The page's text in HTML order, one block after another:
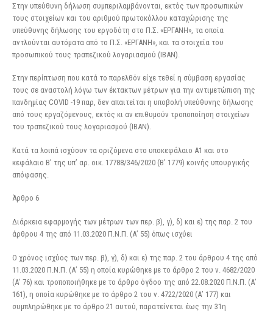
Στην υπεύθυνη δήλωση συμπεριλαμβάνονται, εκτός των προσωπικών
τους στοιχείων και του αριθμού πρωτοκόλλου καταχώρισης της
υπεύθυνης δήλωσης του εργοδότη στο Π.Σ. «ΕΡΓΑΝΗ», τα οποία
αντλούνται αυτόματα από το Π.Σ. «ΕΡΓΑΝΗ», και τα στοιχεία του
προσωπικού τους τραπεζικού λογαριασμού (ΙΒΑΝ).
Στην περίπτωση που κατά το παρελθόν είχε τεθεί η σύμβαση εργασίας
τους σε αναστολή λόγω των έκτακτων μέτρων για την αντιμετώπιση της
πανδημίας COVID -19 παρ, δεν απαιτείται η υποβολή υπεύθυνης δήλωσης
από τους εργαζόμενους, εκτός κι αν επιθυμούν τροποποίηση στοιχείων
του τραπεζικού τους λογαριασμού (ΙΒΑΝ).
Κατά τα λοιπά ισχύουν τα οριζόμενα στο υποκεφάλαιο Α1 και στο
κεφάλαιο Β’ της υπ’ αρ. οικ. 17788/346/2020 (Β’ 1779) κοινής υπουργικής
απόφασης.
Άρθρο 6
Διάρκεια εφαρμογής των μέτρων των περ. β), γ), δ) και ε) της παρ. 2 του
άρθρου 4 της από 11.03.2020 Π.Ν.Π. (Α’ 55) όπως ισχύει
Ο χρόνος ισχύος των περ. β), γ), δ) και ε) της παρ. 2 του άρθρου 4 της από
11.03.2020 Π.Ν.Π. (Α’ 55) η οποία κυρώθηκε με το άρθρο 2 του ν. 4682/2020
(Α’ 76) και τροποποιήθηκε με το άρθρο όγδοο της από 22.08.2020 Π.Ν.Π. (Α’
161), η οποία κυρώθηκε με το άρθρο 2 του ν. 4722/2020 (Α’ 177) και
συμπληρώθηκε με το άρθρο 21 αυτού, παρατείνεται έως την 31η